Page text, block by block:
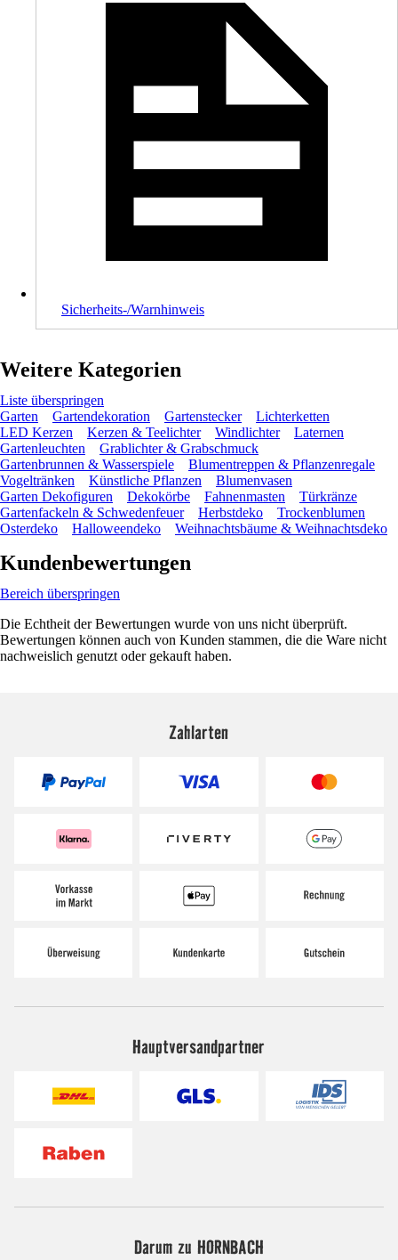
Sicherheits-/Warnhinweis
Weitere Kategorien
Liste überspringen
Garten
Gartendekoration Gartenstecker
Lichterketten
LED Kerzen
Kerzen & Teelichter Windlichter
Laternen
Gartenleuchten
Grablichter & Grabschmuck
Gartenbrunnen & Wasserspiele
Blumentreppen & Pflanzenregale
Vogeltränken
Künstliche Pflanzen
Blumenvasen
Garten Dekofiguren
Dekokörbe Fahnenmasten
Türkränze
Gartenfackeln & Schwedenfeuer
Herbstdeko
Trockenblumen
Osterdeko
Halloweendeko Weihnachtsbäume & Weihnachtsdeko
Kundenbewertungen
Bereich überspringen
Die Echtheit der Bewertungen wurde von uns nicht überprüft.
Bewertungen können auch von Kunden stammen, die die Ware nicht
nachweislich genutzt oder gekauft haben.
Zahlarten
Hauptversandpartner
Darum zu HORNBACH